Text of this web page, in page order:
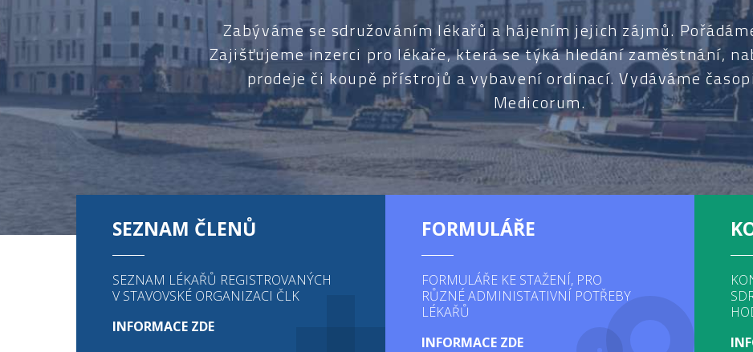
Zabýváme se sdružováním lékařů a hájením jejich zájmů.
Zajišťujeme inzerci pro lékaře, která se týká hledání zaměstnání,
prodeje či koupě přístrojů a vybavení ordinací. Vydáváme
Medicorum.
SEZNAM ČLENŮ
SEZNAM LÉKAŘŮ REGISTROVANÝCH
V STAVOVSKÉ ORGANIZACI ČLK
INFORMACE ZDE
FORMULÁŘE
FORMULÁŘE KE STAŽENÍ, PRO
RŮZNÉ ADMINISTATIVNÍ POTŘEBY
LÉKAŘŮ
INFORMACE ZDE